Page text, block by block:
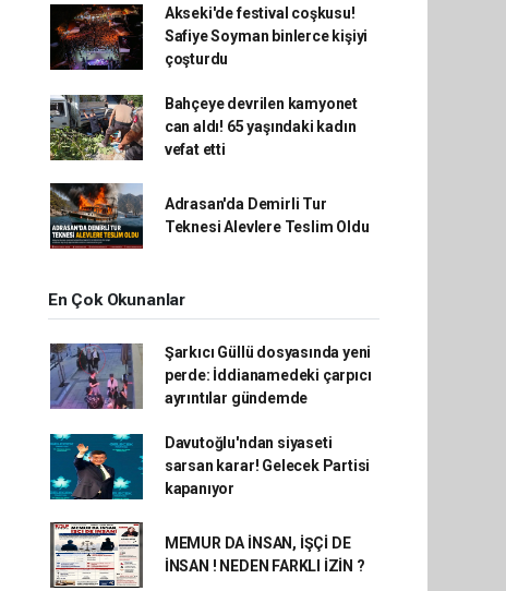
Akseki'de festival coşkusu!
Safiye Soyman binlerce kişiyi
çoşturdu
Bahçeye devrilen kamyonet
can aldı! 65 yaşındaki kadın
vefat etti
Adrasan'da Demirli Tur
Teknesi Alevlere Teslim Oldu
En Çok Okunanlar
Şarkıcı Güllü dosyasında yeni
perde: İddianamedeki çarpıcı
ayrıntılar gündemde
Davutoğlu'ndan siyaseti
sarsan karar! Gelecek Partisi
kapanıyor
MEMUR DA İNSAN, İŞÇİ DE
İNSAN ! NEDEN FARKLI İZİN ?